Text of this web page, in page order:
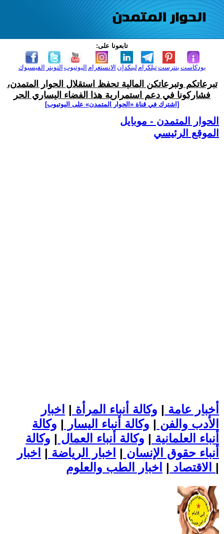
تابعونا على:
الفيسبوك التويتر اليوتيوب الانستغرام لينكدإن تيلكرامبنترست بودكاست
تبرعاتكم وتبرعاتكن المالية تحفظ استقلال الحوار المتمدن،
فشاركونا في دعم استمرارية هذا الفضاء اليساري الحر
[اشترك في قناة ‫«الحوار المتمدن» على اليوتيوب]
الحوار المتمدن - موبايل
الموقع الرئيسي
أخبار عامة | وكالة أنباء المرأة | اخبار
الأدب والفن | وكالة أنباء اليسار | وكالة
أنباء العلمانية | وكالة أنباء العمال | وكالة
أنباء حقوق الإنسان | اخبار الرياضة | اخبار
الاقتصاد | |